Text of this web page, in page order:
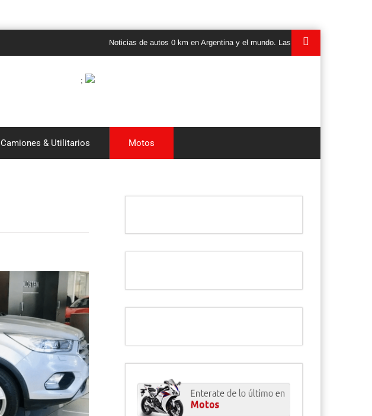
Noticias de autos 0 km en Argentina y el mundo. Las ultimas novedades,
;
Camiones & Utilitarios Motos